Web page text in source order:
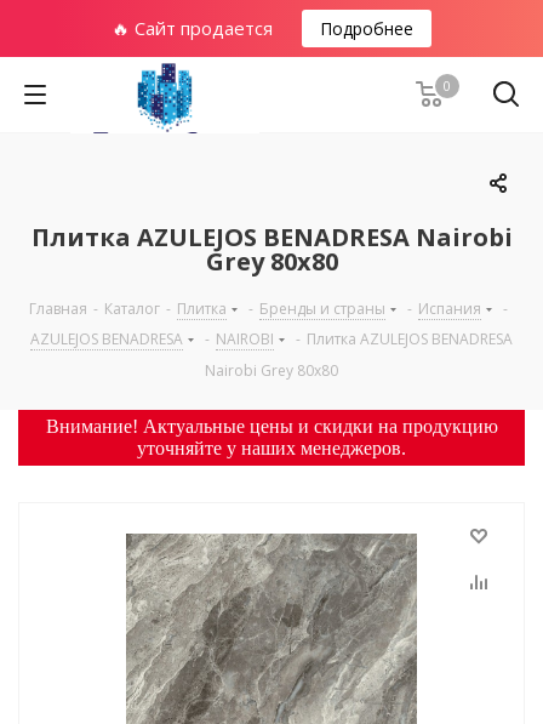
🔥 Сайт продается Подробнее
0
Плитка AZULEJOS BENADRESA Nairobi
Grey 80х80
Главная - Каталог - Плитка - Бренды и страны - Испания
-
AZULEJOS BENADRESA
- NAIROBI - Плитка AZULEJOS BENADRESA
Nairobi Grey 80х80
Внимание! Актуальные цены и скидки на продукцию
уточняйте у наших менеджеров.